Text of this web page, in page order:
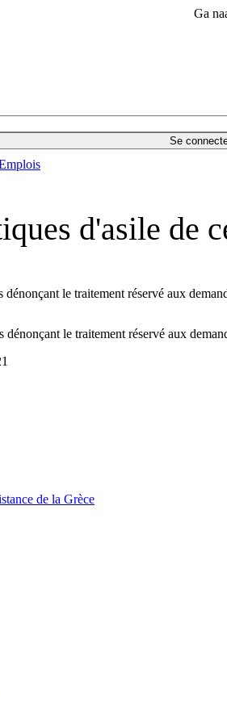
Ga
Se
d'asile de
le traitement réservé aux
le traitement réservé aux
de la Grèce